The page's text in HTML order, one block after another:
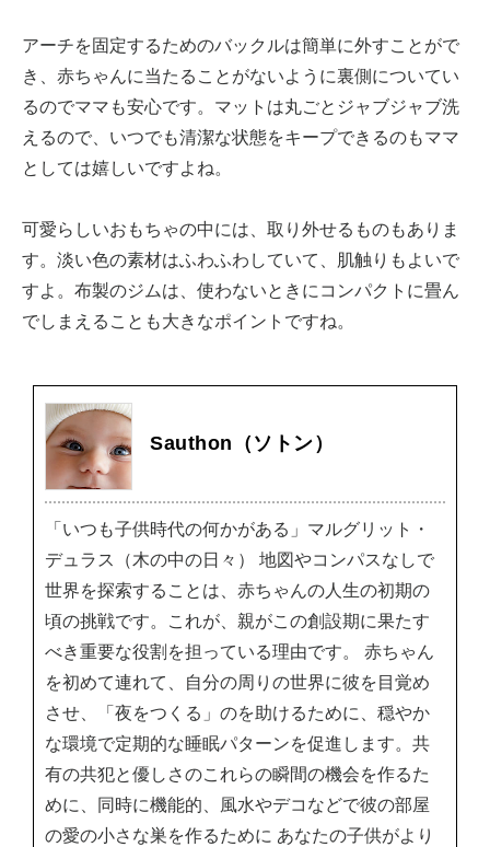
アーチを固定するためのバックルは簡単に外すことがで
き、赤ちゃんに当たることがないように裏側についてい
るのでママも安心です。マットは丸ごとジャブジャブ洗
えるので、いつでも清潔な状態をキープできるのもママ
としては嬉しいですよね。
可愛らしいおもちゃの中には、取り外せるものもありま
す。淡い色の素材はふわふわしていて、肌触りもよいで
すよ。布製のジムは、使わないときにコンパクトに畳ん
でしまえることも大きなポイントですね。
Sauthon（ソトン）
「いつも子供時代の何かがある」マルグリット・
デュラス（木の中の日々） 地図やコンパスなしで
世界を探索することは、赤ちゃんの人生の初期の
頃の挑戦です。これが、親がこの創設期に果たす
べき重要な役割を担っている理由です。 赤ちゃん
を初めて連れて、自分の周りの世界に彼を目覚め
させ、「夜をつくる」のを助けるために、穏やか
な環境で定期的な睡眠パターンを促進します。共
有の共犯と優しさのこれらの瞬間の機会を作るた
めに、同時に機能的、風水やデコなどで彼の部屋
の愛の小さな巣を作るために あなたの子供がより